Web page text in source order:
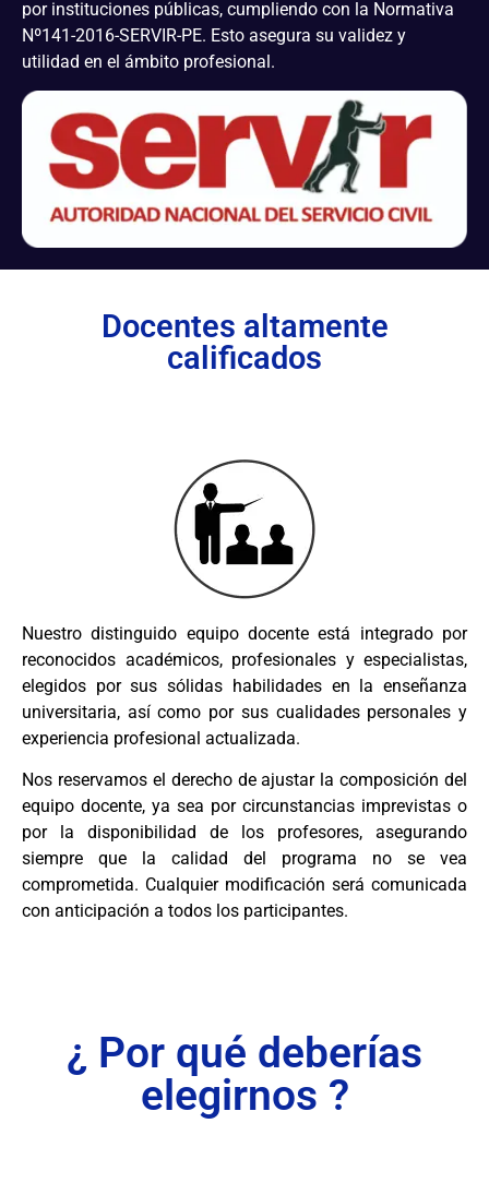
por instituciones públicas, cumpliendo con la Normativa
Nº141-2016-SERVIR-PE. Esto asegura su validez y
utilidad en el ámbito profesional.
Docentes altamente
calificados
Nuestro distinguido equipo docente está integrado por
reconocidos académicos, profesionales y especialistas,
elegidos por sus sólidas habilidades en la enseñanza
universitaria, así como por sus cualidades personales y
experiencia profesional actualizada.
Nos reservamos el derecho de ajustar la composición del
equipo docente, ya sea por circunstancias imprevistas o
por la disponibilidad de los profesores, asegurando
siempre que la calidad del programa no se vea
comprometida. Cualquier modificación será comunicada
con anticipación a todos los participantes.
¿ Por qué deberías
elegirnos ?